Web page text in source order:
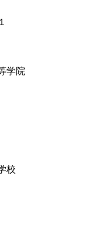
学院
校